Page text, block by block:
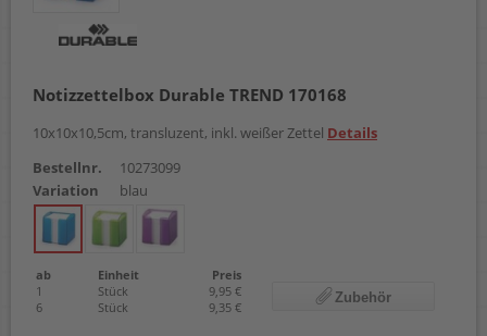
Notizzettelbox Durable TREND 170168
10x10x10,5cm, transluzent, inkl. weißer Zettel Details
Bestellnr.
10273099
Variation
blau
ab Einheit
Preis
1
Stück
9,95 €
6
Stück 9,35 €
Zubehör